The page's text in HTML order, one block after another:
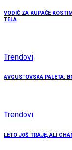
VODIČ ZA KUPAĆE
TELA
Trendovi
AVGUSTOVSKA PALETA:
Trendovi
LETO JOŠ TRAJE, ALI